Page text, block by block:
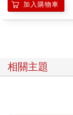
加入購物車
相關主題